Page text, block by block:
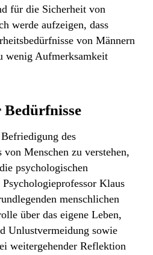
für die Sicherheit von
werde aufzeigen, dass
von Männern
wenig Aufmerksamkeit
Bedürfnisse
des
von Menschen zu verstehen,
psychologischen
Klaus
menschlichen
über das eigene Leben,
Unlustvermeidung sowie
weitergehender Reflektion